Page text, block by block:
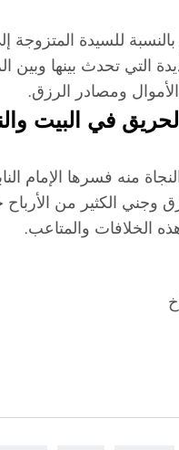
بالنسبة للسيدة
التي تحدث بينها
ومصادر الرزق.
في البيت
منه فسرها الإمام
وجني الكثير من
الخلافات والمتاعب.